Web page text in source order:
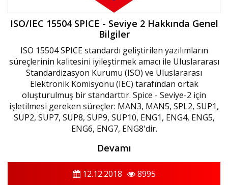
ISO/IEC 15504 SPICE - Seviye 2 Hakkında Genel
Bilgiler
ISO 15504 SPICE standardı geliştirilen yazılımların
süreçlerinin kalitesini iyileştirmek amacı ile Uluslararası
Standardizasyon Kurumu (ISO) ve Uluslararası
Elektronik Komisyonu (IEC) tarafından ortak
oluşturulmuş bir standarttır. Spice - Seviye-2 için
işletilmesi gereken süreçler: MAN3, MAN5, SPL2, SUP1,
SUP2, SUP7, SUP8, SUP9, SUP10, ENG1, ENG4, ENG5,
ENG6, ENG7, ENG8'dir.
Devamı
12.12.2018 8995